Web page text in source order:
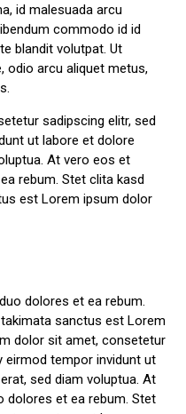
id malesuada arcu
commodo id id
blandit volutpat. Ut
odio arcu aliquet metus,
sadipscing elitr, sed
ut labore et dolore
At vero eos et
rebum. Stet clita kasd
est Lorem ipsum dolor
dolores et ea rebum.
sanctus est Lorem
dolor sit amet, consetetur
eirmod tempor invidunt ut
sed diam voluptua. At
dolores et ea rebum. Stet